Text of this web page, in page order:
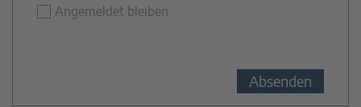
Angemeldet bleiben